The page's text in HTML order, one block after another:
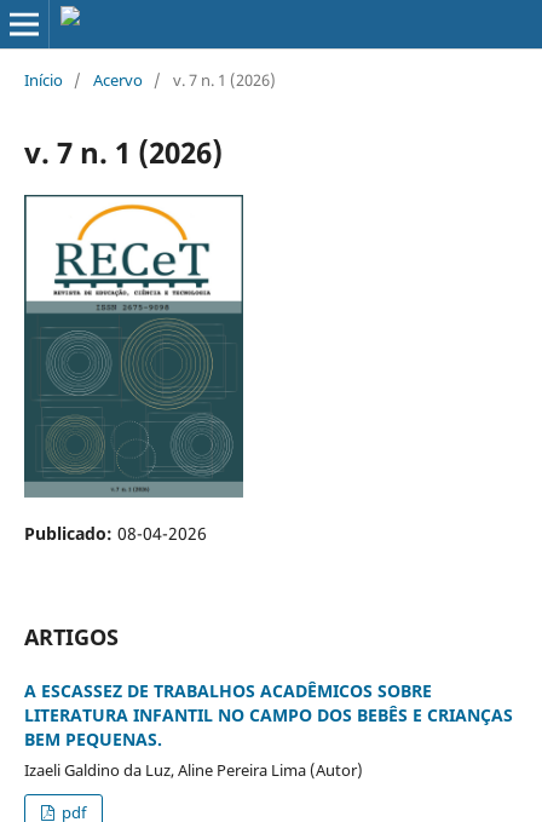
Início / Acervo / v. 7 n. 1 (2026)
v. 7 n. 1 (2026)
Publicado: 08-04-2026
ARTIGOS
A ESCASSEZ DE TRABALHOS ACADÊMICOS SOBRE
LITERATURA INFANTIL NO CAMPO DOS BEBÊS E CRIANÇAS
BEM PEQUENAS.
Izaeli Galdino da Luz, Aline Pereira Lima (Autor)
pdf